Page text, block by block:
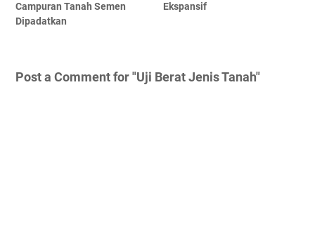
Campuran Tanah Semen
Dipadatkan
Ekspansif
Post a Comment for "Uji Berat Jenis Tanah"